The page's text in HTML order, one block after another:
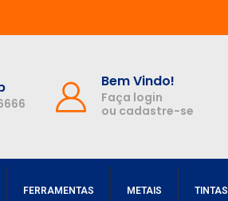
Bem Vindo!
Faça login
ou cadastre-se
FERRAMENTAS METAIS TINTAS